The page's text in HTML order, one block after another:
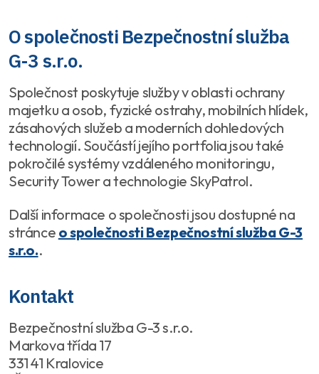
O společnosti Bezpečnostní služba
G-3 s.r.o.
Společnost poskytuje služby v oblasti ochrany
majetku a osob, fyzické ostrahy, mobilních hlídek,
zásahových služeb a moderních dohledových
technologií. Součástí jejího portfolia jsou také
pokročilé systémy vzdáleného monitoringu,
Security Tower a technologie SkyPatrol.
Další informace o společnosti jsou dostupné na
stránce o společnosti Bezpečnostní služba G-3
s.r.o..
Kontakt
Bezpečnostní služba G-3 s.r.o.
Markova třída 17
331 41 Kralovice